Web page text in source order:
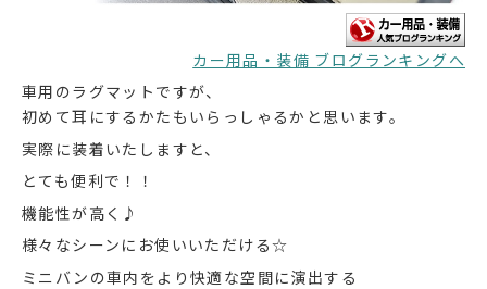
カー用品・装備 ブログランキングへ
車用のラグマットですが、
初めて耳にするかたもいらっしゃるかと思います。
実際に装着いたしますと、
とても便利で！！
機能性が高く♪
様々なシーンにお使いいただける☆
ミニバンの車内をより快適な空間に演出する